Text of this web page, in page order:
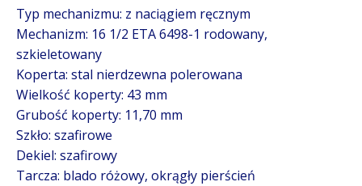
Typ mechanizmu: z naciągiem ręcznym
Mechanizm: 16 1/2 ETA 6498-1 rodowany,
szkieletowany
Koperta: stal nierdzewna polerowana
Wielkość koperty: 43 mm
Grubość koperty: 11,70 mm
Szkło: szafirowe
Dekiel: szafirowy
Tarcza: blado różowy, okrągły pierścień